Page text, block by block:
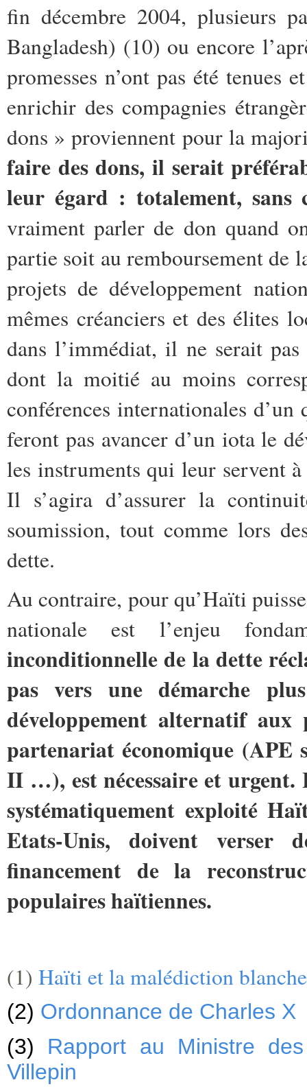
fin décembre 2004, plusieurs
Bangladesh) (10) ou encore
promesses n’ont pas été tenues
enrichir des compagnies
dons » proviennent pour la
faire des dons, il serait
leur égard : totalement,
vraiment parler de don quand
partie soit au remboursement de
projets de développement
mêmes créanciers et des élites
dans l’immédiat, il ne serait
dont la moitié au moins
conférences internationales
feront pas avancer d’un iota le
les instruments qui leur servent
Il s’agira d’assurer la
soumission, tout comme lors
dette.
Au contraire, pour qu’Haïti
nationale est l’enjeu
inconditionnelle de la dette
pas vers une démarche
développement alternatif
partenariat économique (APE
II …), est nécessaire et urgent.
systématiquement exploité
Etats-Unis, doivent verser
financement de la
populaires haïtiennes.
(1) Haïti et la malédiction blanche
(2) Ordonnance de Charles X
(3) Rapport au Ministre
Villepin